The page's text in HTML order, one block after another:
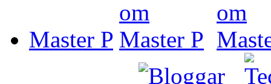
Master P